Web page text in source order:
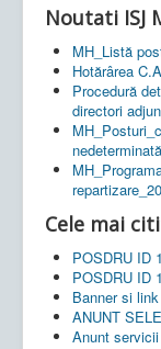
Noutati ISJ
MH_Listă
Hotărârea
Procedură
directori
Cele mai
POSDRU ID
POSDRU ID
Banner si
ANUNT
Anunt